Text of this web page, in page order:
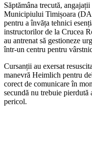
Săptămâna trecută,
Municipiului Timișoara
pentru a învăța tehnici
instructorilor de la Crucea
au antrenat să gestioneze
într-un centru pentru
Cursanții au exersat
manevră Heimlich pentru
corect de comunicare în
secundă nu trebuie
pericol.